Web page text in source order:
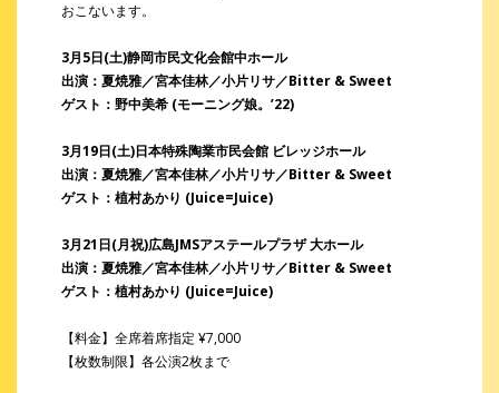
おこないます。
3月5日(土)静岡市民文化会館中ホール
出演：夏焼雅／宮本佳林／小片リサ／Bitter & Sweet
ゲスト：野中美希 (モーニング娘。’22)
3月19日(土)日本特殊陶業市民会館 ビレッジホール
出演：夏焼雅／宮本佳林／小片リサ／Bitter & Sweet
ゲスト：植村あかり (Juice=Juice)
3月21日(月祝)広島JMSアステールプラザ 大ホール
出演：夏焼雅／宮本佳林／小片リサ／Bitter & Sweet
ゲスト：植村あかり (Juice=Juice)
【料金】全席着席指定 ¥7,000
【枚数制限】各公演2枚まで